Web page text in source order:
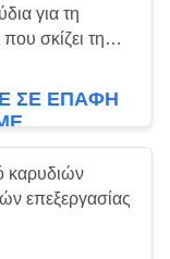
για τη
σκίζει τη
ΣΕ ΕΠΑΦΉ
καρυδιών
επεξεργασίας